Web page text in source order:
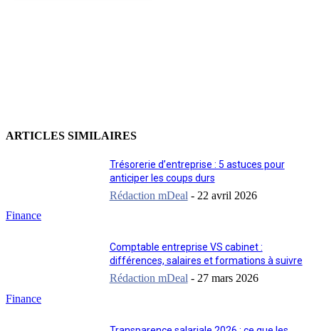
ARTICLES SIMILAIRES
Finance
Trésorerie d’entreprise : 5 astuces pour
anticiper les coups durs
Rédaction mDeal - 22 avril 2026
Finance
Comptable entreprise VS cabinet :
différences, salaires et formations à suivre
Rédaction mDeal - 27 mars 2026